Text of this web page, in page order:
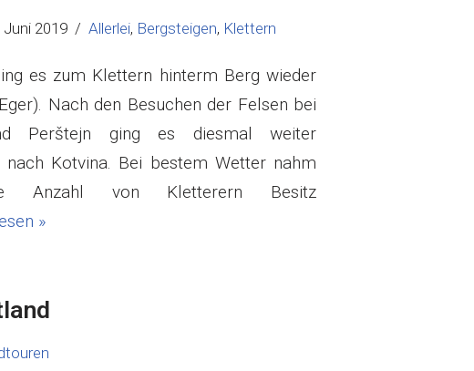
Juni 2019 Allerlei, Bergsteigen, Klettern
es zum Klettern hinterm Berg wieder
Nach den Besuchen der Felsen bei
Perštejn ging es diesmal weiter
nach Kotvina. Bei bestem Wetter nahm
Anzahl von Kletterern Besitz
»